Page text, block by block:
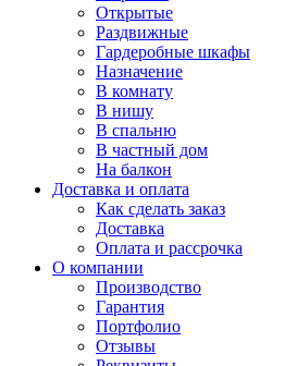
Открытые
Раздвижные
Гардеробные шкафы
Назначение
В комнату
В нишу
В спальню
В частный дом
На балкон
Доставка и оплата
Как сделать заказ
Доставка
Оплата и рассрочка
О компании
Производство
Гарантия
Портфолио
Отзывы